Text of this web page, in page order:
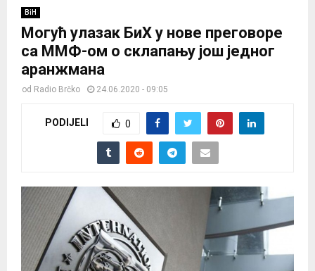
BiH
Могућ улазак БиХ у нове преговоре
са ММФ-ом о склапању још једног
аранжмана
od Radio Brčko 24.06.2020 - 09:05
PODIJELI 0